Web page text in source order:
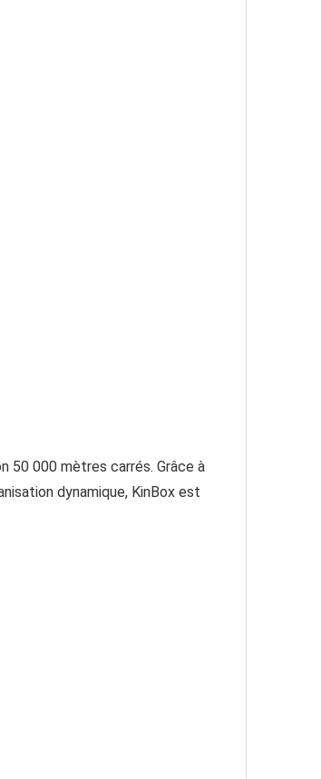
50 000 mètres carrés. Grâce à
dynamique, KinBox est